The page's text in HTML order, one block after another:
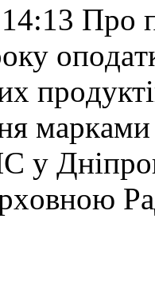
Прo
у